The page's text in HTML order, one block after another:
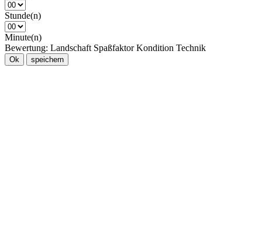
Stunde(n)
Minute(n)
Bewertung: Landschaft Spaßfaktor Kondition Technik
Ok speichern